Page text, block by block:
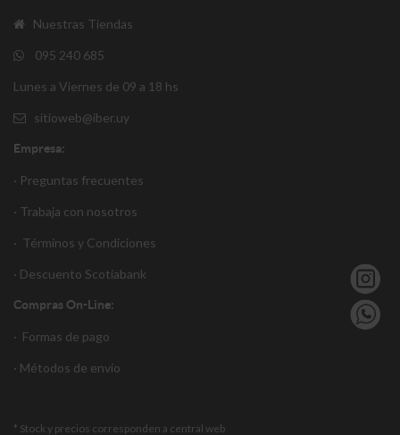
Nuestras Tiendas
095 240 685
Lunes a Viernes de 09 a 18 hs
sitioweb@iber.uy
Empresa:
· Preguntas frecuentes
· Trabaja con nosotros
· Términos y Condiciones
· Descuento Scotiabank
Compras On-Line:
· Formas de pago
· Métodos de envío
* Stock y precios corresponden a central web